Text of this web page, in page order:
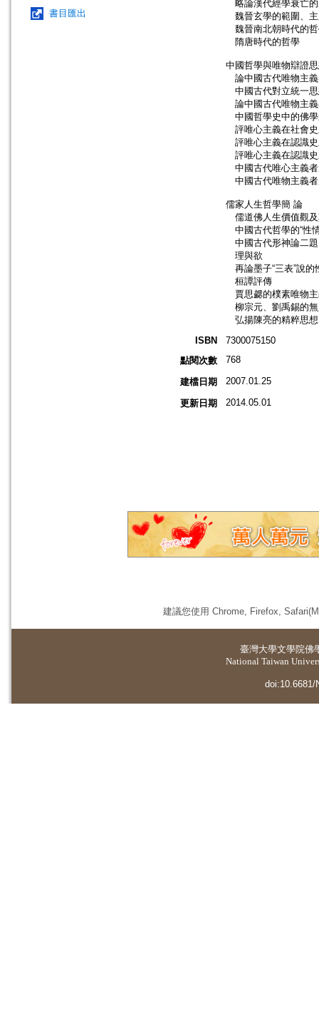
書目匯出
略論漢代經學衰亡
魏晉玄學的範圍、
魏晉南北朝時代的
隋唐時代的哲學
中國哲學與唯物辯證
論中國古代唯物主
中國古代對立統一
論中國古代唯物主
中國哲學史中的佛
評唯心主義在社會
評唯心主義在認識
評唯心主義在認識
中國古代唯心主義
中國古代唯物主義
儒家人生哲學簡 論
儒道佛人生價值觀
中國古代哲學的“性
中國古代形神論二題
理與欲
再論墨子“三表”說的
桓譚評傳
賈思勰的樸素唯物
柳宗元、劉禹錫的
弘揚陳亮的精粹思想
ISBN
7300075150
點閱次數
768
建檔日期 2007.01.25
更新日期 2014.05.01
建議您使用 Chrome, Firefox,
臺灣大學文學院佛
National Taiwan
doi:10.6681/